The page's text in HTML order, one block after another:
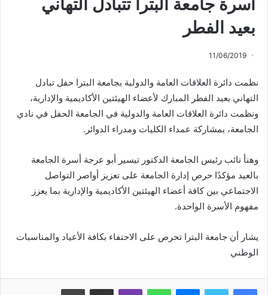
أسرة جامعة البترا تتبادل التهاني
بعيد الفطر
11/06/2019
نظمت دائرة العلاقات العامة والدولية بجامعة البترا حفل تبادل
التهاني بعيد الفطر المبارك لأعضاء الهيئتين الأكاديمية والإدارية،
ونظمت دائرة العلاقات العامة والدولية في الجامعة الحفل في نادي
الجامعة، بمشاركة عمداء الكليات ومدراء الدوائر.
وهنأ نائب رئيس الجامعة الدكتور تيسير أبو عرجة أسرة الجامعة
بالعيد مؤكدًا حرص إدارة الجامعة على تعزيز أواصر التواصل
الاجتماعي بين كافة أعضاء الهيئتين الأكاديمية والإدارية بما يعزز
مفهوم الأسرة الواحدة.
يشار أن جامعة البترا تحرص على الاحتفاء بكافة الأعياد والمناسبات
الوطني
ماسنجر واتساب ڤايبر مشاركة عبر البريد طباعة